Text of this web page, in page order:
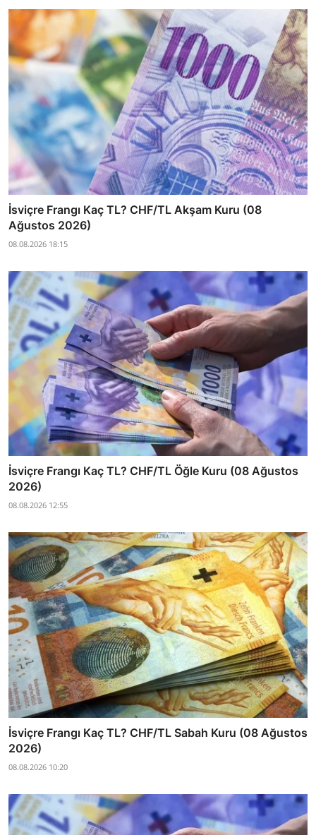
İsviçre Frangı Kaç TL? CHF/TL Akşam Kuru (08
Ağustos 2026)
08.08.2026 18:15
İsviçre Frangı Kaç TL? CHF/TL Öğle Kuru (08 Ağustos
2026)
08.08.2026 12:55
İsviçre Frangı Kaç TL? CHF/TL Sabah Kuru (08 Ağustos
2026)
08.08.2026 10:20